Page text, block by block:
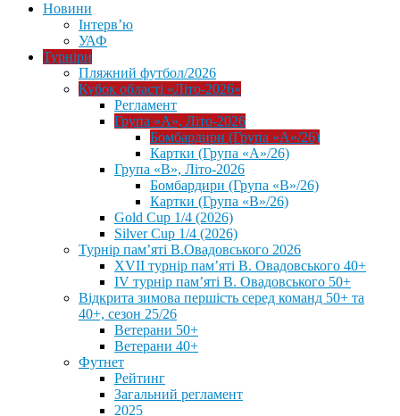
Новини
Інтерв’ю
УАФ
Турніри
Пляжний футбол/2026
Кубок області «Літо-2026»
Регламент
Група «А», Літо-2026
Бомбардири (Група «А»/26)
Картки (Група «А»/26)
Група «В», Літо-2026
Бомбардири (Група «В»/26)
Картки (Група «В»/26)
Gold Cup 1/4 (2026)
Silver Cup 1/4 (2026)
Турнір пам’яті В.Овадовського 2026
XVII турнір пам’яті В. Овадовського 40+
IV турнір пам’яті В. Овадовського 50+
Відкрита зимова першість серед команд 50+ та
40+, сезон 25/26
Ветерани 50+
Ветерани 40+
Футнет
Рейтинг
Загальний регламент
2025